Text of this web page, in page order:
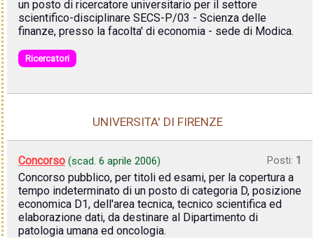
un posto di ricercatore universitario per il settore
scientifico-disciplinare SECS-P/03 - Scienza delle
finanze, presso la facolta' di economia - sede di Modica.
Ricercatori
UNIVERSITA' DI FIRENZE
Concorso (scad. 6 aprile 2006) Posti: 1
Concorso pubblico, per titoli ed esami, per la copertura a
tempo indeterminato di un posto di categoria D, posizione
economica D1, dell'area tecnica, tecnico scientifica ed
elaborazione dati, da destinare al Dipartimento di
patologia umana ed oncologia.